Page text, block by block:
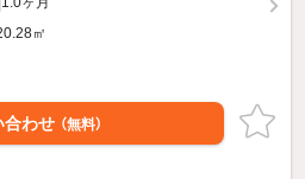
㎡
合わせ （無料）